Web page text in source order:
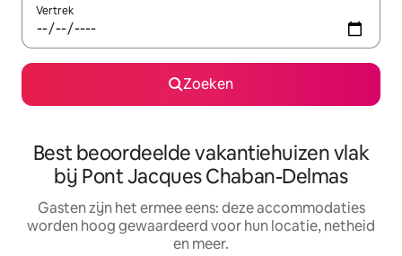
Vertrek
Zoeken
Best beoordeelde vakantiehuizen vlak
bij Pont Jacques Chaban-Delmas
Gasten zijn het ermee eens: deze accommodaties
worden hoog gewaardeerd voor hun locatie, netheid
en meer.